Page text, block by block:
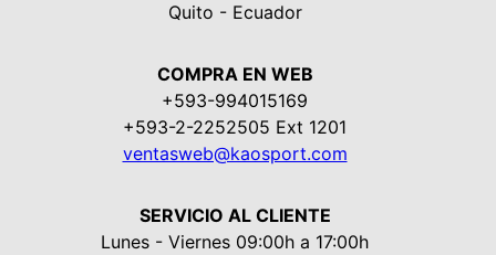
Quito - Ecuador
COMPRA EN WEB
+593-994015169
+593-2-2252505 Ext 1201
ventasweb@kaosport.com
SERVICIO AL CLIENTE
Lunes - Viernes 09:00h a 17:00h